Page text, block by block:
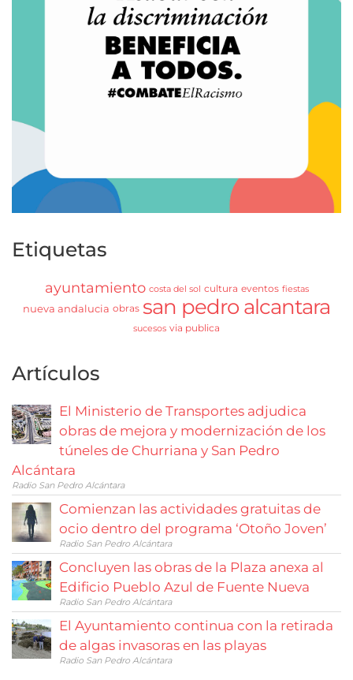
Etiquetas
ayuntamiento costa del sol cultura eventos fiestas
nueva andalucia obras san pedro alcantara
sucesos via publica
Artículos
El Ministerio de Transportes adjudica
obras de mejora y modernización de los
túneles de Churriana y San Pedro
Alcántara
Radio San Pedro Alcántara
Comienzan las actividades gratuitas de
ocio dentro del programa ‘Otoño Joven’
Radio San Pedro Alcántara
Concluyen las obras de la Plaza anexa al
Edificio Pueblo Azul de Fuente Nueva
Radio San Pedro Alcántara
El Ayuntamiento continua con la retirada
de algas invasoras en las playas
Radio San Pedro Alcántara